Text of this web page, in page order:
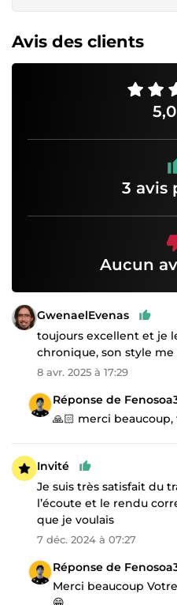
Avis des clients
5,0
3 avis
Aucun
GwenaelEvenas
toujours excellent et je
chronique, son style
8 avr. 2025 à 17:29
Réponse de
🙏🏻 merci
Invité
Je suis très satisfait du
l’écoute et le rendu
que je voulais
7 déc. 2024 à 07:27
Réponse de
Merci beaucoup